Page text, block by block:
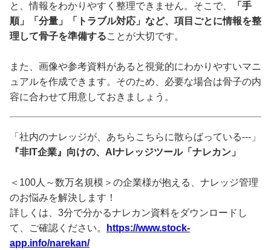
と、情報をわかりやすく整理できません。そこで、
「手
順」「分量」「トラブル対応」など、項目ごとに情報を整
理して骨子を準備することが大切です。
また、画像や参考資料があると視覚的にわかりやすいマニ
ュアルを作成できます。そのため、必要な場合は骨子の内
容に合わせて用意しておきましょう。
「社内のナレッジが、あちらこちらに散らばっている---」
『非IT企業』向けの、AIナレッジツール「ナレカン」
＜100人～数万名規模＞の企業様が抱える、ナレッジ管理
のお悩みを解決します！
詳しくは、3分で分かるナレカン資料をダウンロードし
て、ご確認ください。
https://www.stock-
app.info/narekan/